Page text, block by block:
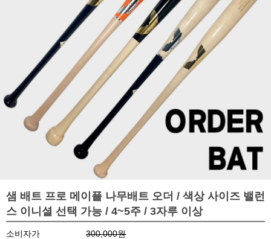
샘 배트 프로 메이플 나무배트 오더 / 색상 사이즈 밸런
스 이니셜 선택 가능 / 4~5주 / 3자루 이상
소비자가
300,000원